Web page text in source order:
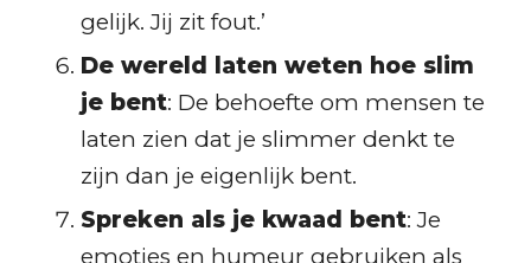
gelijk. Jij zit fout.’
De wereld laten weten hoe slim
je bent: De behoefte om mensen te
laten zien dat je slimmer denkt te
zijn dan je eigenlijk bent.
Spreken als je kwaad bent: Je
emoties en humeur gebruiken als